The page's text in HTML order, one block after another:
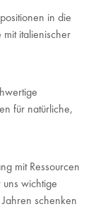
in die
italienischer
für natürliche,
mit Ressourcen
wichtige
schenken